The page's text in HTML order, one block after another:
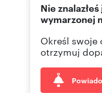
Nie
wymarzonej
Określ swoje
otrzymuj